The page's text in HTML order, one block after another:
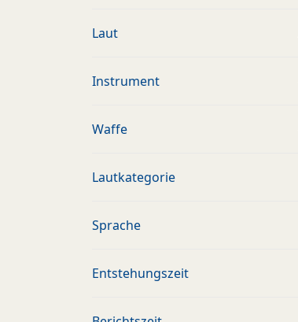
Laut
Instrument
Waffe
Lautkategorie
Sprache
Entstehungszeit